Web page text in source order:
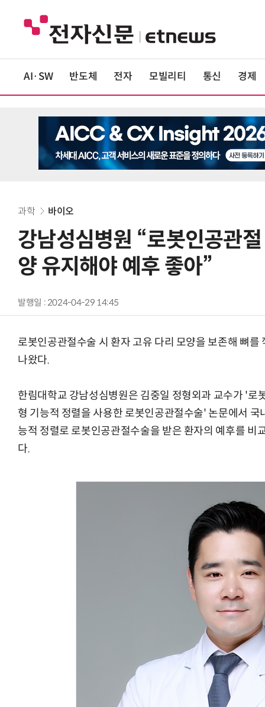
AI·SW 반도체 전자 모빌리티 통신 경제
과학 바이오
강남성심병원 “로봇인공관
양 유지해야 예후 좋아”
발행일 : 2024-04-29 14:45
로봇인공관절수술 시 환자 고유 다리 모양을 보존해 뼈
나왔다.
한림대학교 강남성심병원은 김중일 정형외과 교수가 '로
형 기능적 정렬을 사용한 로봇인공관절수술' 논문에서
능적 정렬로 로봇인공관절수술을 받은 환자의 예후를 비
다.